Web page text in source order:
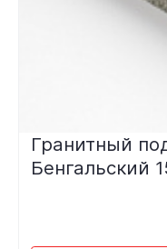
Гранитный
Бенгальский